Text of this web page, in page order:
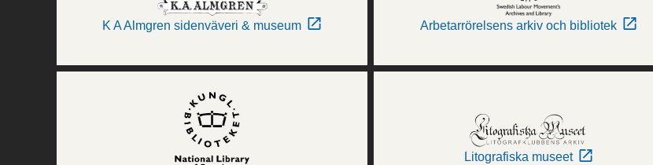
K A Almgren sidenväveri & museum Arbetarrörelsens arkiv och bibliotek
Litografiska museet